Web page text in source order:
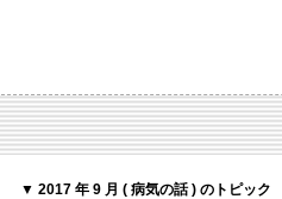
▼ 2017 年 9 月 ( 病気の話 ) のトピック